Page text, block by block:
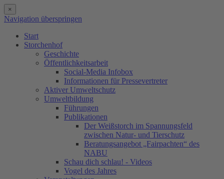
×
Navigation überspringen
Start
Storchenhof
Geschichte
Öffentlichkeitsarbeit
Social-Media Infobox
Informationen für Pressevertreter
Aktiver Umweltschutz
Umweltbildung
Führungen
Publikationen
Der Weißstorch im Spannungsfeld
zwischen Natur- und Tierschutz
Beratungsangebot „Fairpachten“ des
NABU
Schau dich schlau! - Videos
Vogel des Jahres